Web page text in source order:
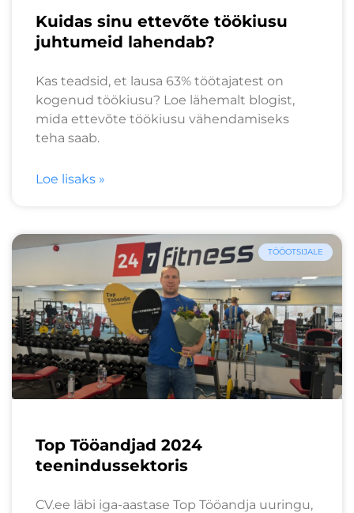
Kuidas sinu ettevõte töökiusu
juhtumeid lahendab?
Kas teadsid, et lausa 63% töötajatest on
kogenud töökiusu? Loe lähemalt blogist,
mida ettevõte töökiusu vähendamiseks
teha saab.
Loe lisaks »
TÖÖOTSIJALE
Top Tööandjad 2024
teenindussektoris
CV.ee läbi iga-aastase Top Tööandja uuringu,